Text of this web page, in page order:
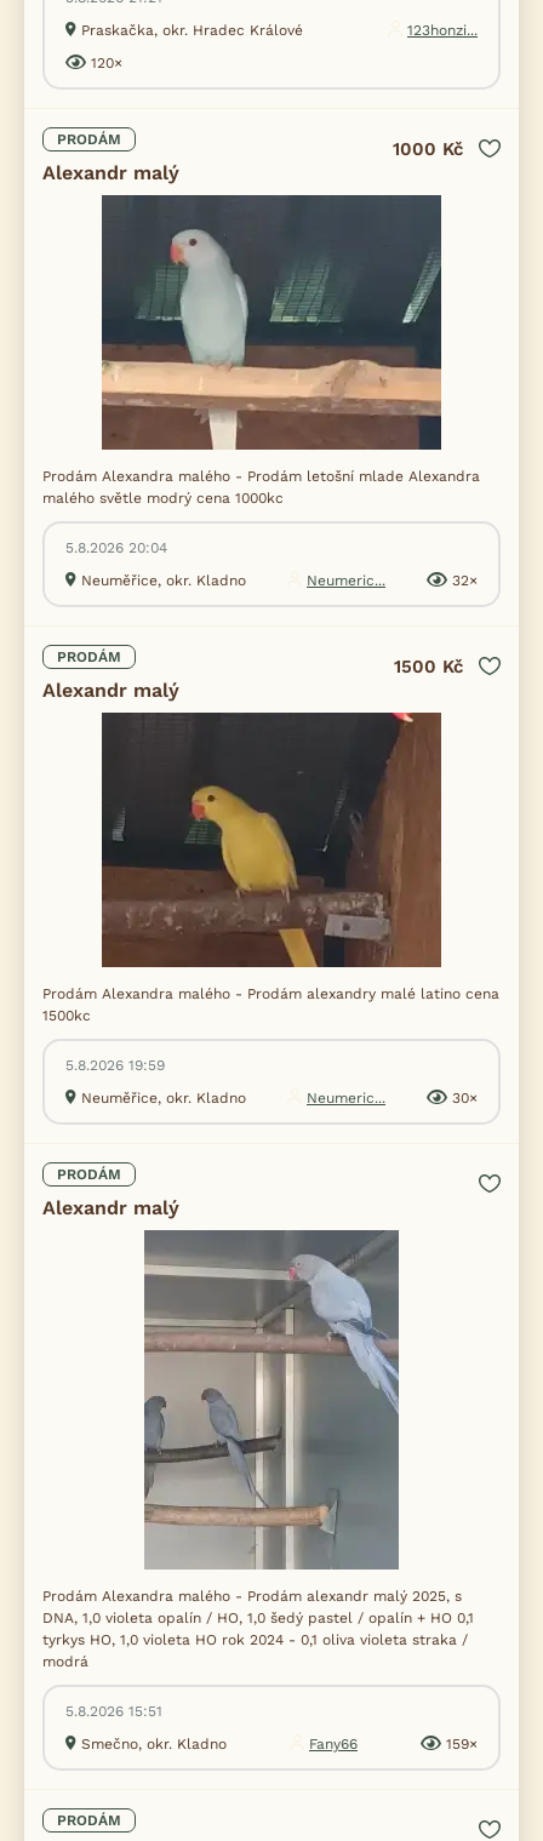
Praskačka, okr. Hradec Králové
123honzi...
120×
PRODÁM
Alexandr malý
1000 Kč
Prodám Alexandra malého - Prodám letošní mlade Alexandra
malého světle modrý cena 1000kc
5.8.2026 20:04
Neuměřice, okr. Kladno
Neumeric... 32×
PRODÁM
Alexandr malý
1500 Kč
Prodám Alexandra malého - Prodám alexandry malé latino cena
1500kc
5.8.2026 19:59
Neuměřice, okr. Kladno
Neumeric... 30×
PRODÁM
Alexandr malý
Prodám Alexandra malého - Prodám alexandr malý 2025, s
DNA, 1,0 violeta opalín / HO, 1,0 šedý pastel / opalín + HO 0,1
tyrkys HO, 1,0 violeta HO rok 2024 - 0,1 oliva violeta straka /
modrá
5.8.2026 15:51
Smečno, okr. Kladno
Fany66 159×
PRODÁM